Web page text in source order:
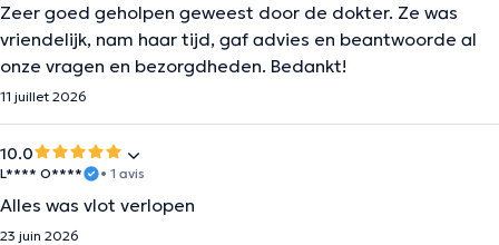
Zeer goed geholpen geweest door de dokter. Ze was
vriendelijk, nam haar tijd, gaf advies en beantwoorde al
onze vragen en bezorgdheden. Bedankt!
11 juillet 2026
10.0
L**** O**** • 1 avis
Alles was vlot verlopen
23 juin 2026